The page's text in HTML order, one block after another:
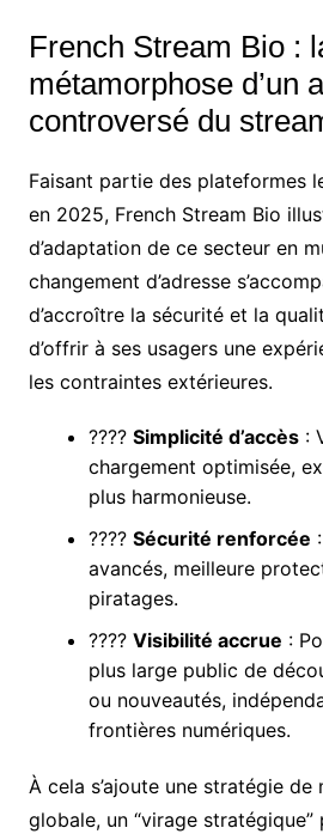
French Stream Bio :
métamorphose d’un
controversé du
Faisant partie des plateformes
en 2025, French Stream Bio
d’adaptation de ce secteur en
changement d’adresse
d’accroître la sécurité et la
d’offrir à ses usagers une
les contraintes extérieures.
???? Simplicité d’accès:
chargement optimisée,
plus harmonieuse.
???? Sécurité renforcée
avancés, meilleure
piratages.
???? Visibilité accrue :
plus large public de
ou nouveautés,
frontières numériques.
À cela s’ajoute une stratégie de
globale, un “virage